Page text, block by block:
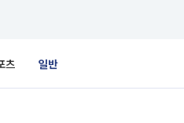
츠 일반